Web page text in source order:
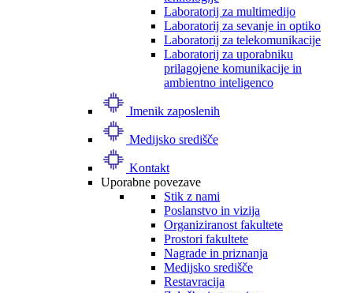
Laboratorij za multimedijo
Laboratorij za sevanje in optiko
Laboratorij za telekomunikacije
Laboratorij za uporabniku
prilagojene komunikacije in
ambientno inteligenco
Imenik zaposlenih
Medijsko središče
Kontakt
Uporabne povezave
Stik z nami
Poslanstvo in vizija
Organiziranost fakultete
Prostori fakultete
Nagrade in priznanja
Medijsko središče
Restavracija